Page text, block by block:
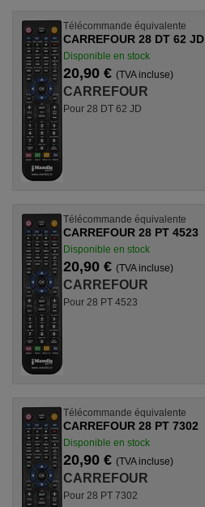
Télécommande équivalente
CARREFOUR 28 DT 62 JD
Disponible en stock
20,90 € (TVA incluse)
CARREFOUR
Pour 28 DT 62 JD
Télécommande équivalente
CARREFOUR 28 PT 4523
Disponible en stock
20,90 € (TVA incluse)
CARREFOUR
Pour 28 PT 4523
Télécommande équivalente
CARREFOUR 28 PT 7302
Disponible en stock
20,90 € (TVA incluse)
CARREFOUR
Pour 28 PT 7302